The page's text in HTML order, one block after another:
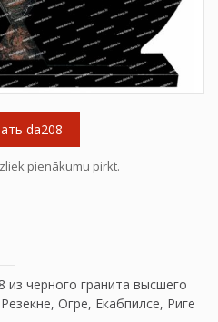
da208
pienākumu pirkt.
из черного гранита высшего
Огре, Екабпилсе, Риге